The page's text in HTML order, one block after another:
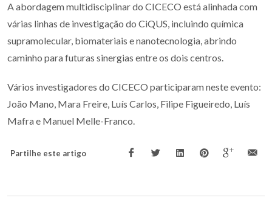
A abordagem multidisciplinar do CICECO está alinhada com
várias linhas de investigação do CiQUS, incluindo química
supramolecular, biomateriais e nanotecnologia, abrindo
caminho para futuras sinergias entre os dois centros.
Vários investigadores do CICECO participaram neste evento:
João Mano, Mara Freire, Luís Carlos, Filipe Figueiredo, Luís
Mafra e Manuel Melle-Franco.
Partilhe este artigo